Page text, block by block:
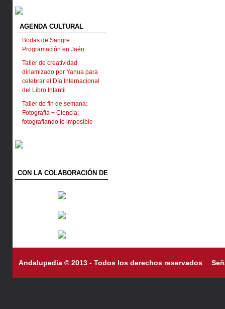
AGENDA CULTURAL
Bodas de Sangre:
Programación en Jaén
Taller de creatividad
dinamizado por Yanua para
celebrar el Día Internacional
del Libro Infantil
Taller de fin de semana:
Fotografía + Ciencia:
fotografiando lo imposible
CON LA COLABORACIÓN DE
Andalupedia © 2013 - Todos los derechos reservados